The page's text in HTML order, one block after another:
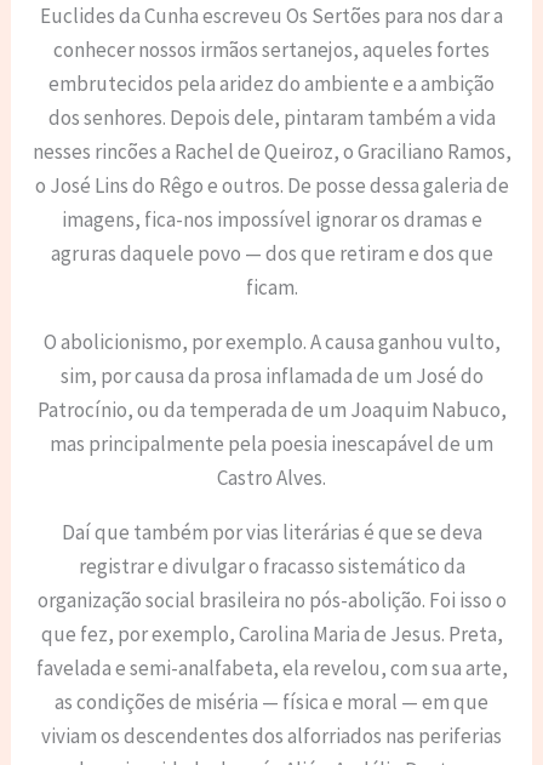
Euclides da Cunha escreveu Os Sertões para nos dar a
conhecer nossos irmãos sertanejos, aqueles fortes
embrutecidos pela aridez do ambiente e a ambição
dos senhores. Depois dele, pintaram também a vida
nesses rincões a Rachel de Queiroz, o Graciliano Ramos,
o José Lins do Rêgo e outros. De posse dessa galeria de
imagens, fica-nos impossível ignorar os dramas e
agruras daquele povo — dos que retiram e dos que
ficam.
O abolicionismo, por exemplo. A causa ganhou vulto,
sim, por causa da prosa inflamada de um José do
Patrocínio, ou da temperada de um Joaquim Nabuco,
mas principalmente pela poesia inescapável de um
Castro Alves.
Daí que também por vias literárias é que se deva
registrar e divulgar o fracasso sistemático da
organização social brasileira no pós-abolição. Foi isso o
que fez, por exemplo, Carolina Maria de Jesus. Preta,
favelada e semi-analfabeta, ela revelou, com sua arte,
as condições de miséria — física e moral — em que
viviam os descendentes dos alforriados nas periferias